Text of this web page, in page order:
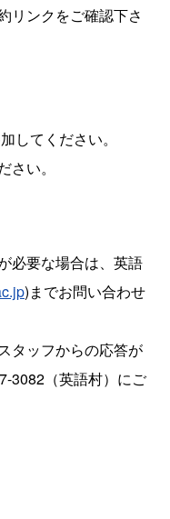
リンクをご確認下さ
してください。
さい。
必要な場合は、英語
)までお問い合わせ
タッフからの応答が
3082（英語村）にご